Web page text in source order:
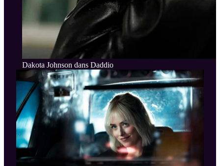
Dakota Johnson dans Daddio